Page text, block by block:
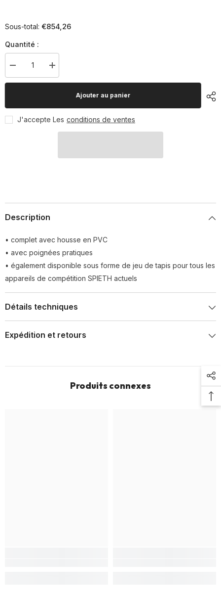
Sous-total: €854,26
Quantité :
Diminuer
la
quantité
d&#39;atterrissage
de
compétition
Augmenter
la
quantité
d&#39;atterrissage
de
compétition
en
Ajouter au panier
J'accepte Les conditions de ventes
Description
• complet avec housse en PVC
• avec poignées pratiques
• également disponible sous forme de jeu de tapis pour tous les
appareils de compétition SPIETH actuels
Détails techniques
Expédition et retours
Produits connexes